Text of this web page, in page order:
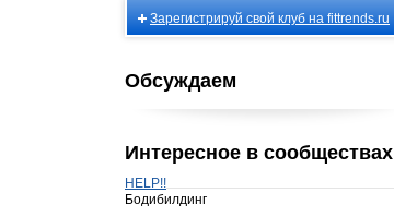
Зарегистрируй свой клуб на fittrends.ru
Обсуждаем
Интересное в сообществах
HELP!!
Бодибилдинг